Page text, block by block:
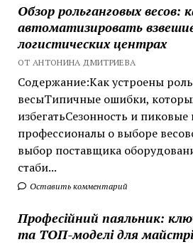
Обзор рольганговых весов:
автоматизировать
логистических центрах
ОТ АНТОНИНА ДМИТРИЕВА
Содержание:Как устроены
весыТипичные ошибки,
избегатьСезонность и пиковые
профессионалы о выборе
выбор поставщика
стаби...
Оставить комментарий
Професійний паяльник:
та ТОП-моделі для